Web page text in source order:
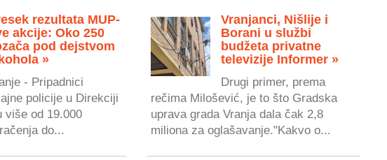
rezultata MUP-
akcije: Oko 250
pod dejstvom
»
- Pripadnici
policije u Direkciji
više od 19.000
do...
Vranjanci, Nišlije i
Borani u službi
budžeta privatne
televizije Informer »
Drugi primer, prema
rečima Milošević, je to što Gradska
uprava grada Vranja dala čak 2,8
miliona za oglašavanje."Kakvo o...